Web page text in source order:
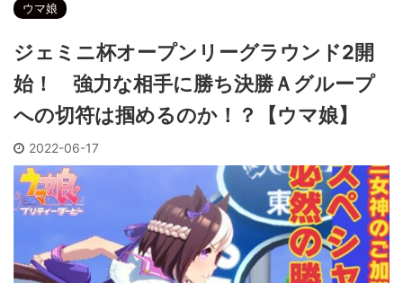
ウマ娘
ジェミニ杯オープンリーグラウンド2開
始！ 強力な相手に勝ち決勝Ａグループ
への切符は掴めるのか！？【ウマ娘】
2022-06-17